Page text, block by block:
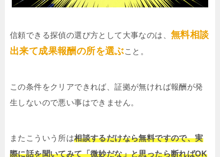
信頼できる探偵の選び方として大事なのは、 無料相談
出来て成果報酬の所を選ぶこと。
この条件をクリアできれば、証拠が無ければ報酬が発
生しないので悪い事はできません。
またこういう所は相談するだけなら無料ですので、実
際に話を聞いてみて「微妙だな」と思ったら断ればOK